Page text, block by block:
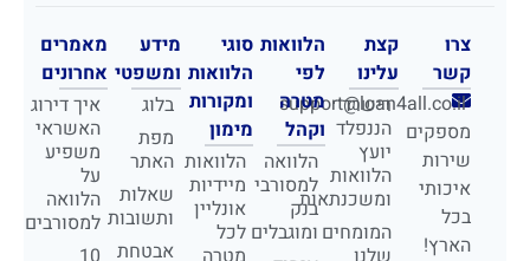
צרו
קשר
support@loan4all.co.il
מספקים
שירות
איכותי
בכל
הארץ!
קצת
עלינו
רישרד
הננפלד
יועץ
הלוואות
ומשכנתאות
המומחים
הלוואות
לפי
מטרה
וקהל
הלוואה
למסורבי
בנק
ומוגבלים
סוגי
הלוואות
ומקורות
מימון
הלוואות
מיידיות
אונליין
לכל
מידע
ומשפטי
בלוג
מפת
האתר
שאלות
ותשובות
אבטחת
מאמרים
אחרונים
איך דירוג
האשראי
משפיע
על
הלוואה
למסורבים